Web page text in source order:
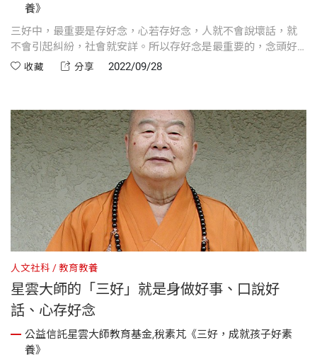
養》
三好中，最重要是存好念，心若存好念，人就不會說壞話，就
不會引起糾紛，社會就安詳。所以存好念是最重要的，念頭好
了，後面的口和做都會自動表現出來，這一點也是我們做老師
收藏 分享 2022/09/28
人文社科 教育教養
星雲大師的「三好」就是身做好事、口說好
話、心存好念
公益信託星雲大師教育基金,稅素芃《三好，成就孩子好素
養》